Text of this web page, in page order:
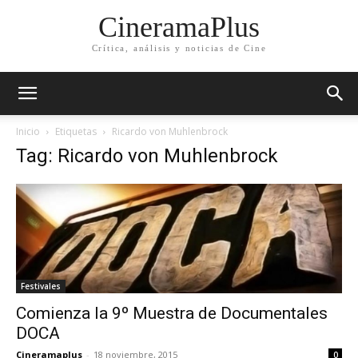
CineramaPlus
Crítica, análisis y noticias de Cine
Inicio Etiquetas Ricardo von Muhlenbrock
Tag: Ricardo von Muhlenbrock
Festivales
Comienza la 9º Muestra de Documentales
DOCA
Cineramaplus - 18 noviembre, 2015 0